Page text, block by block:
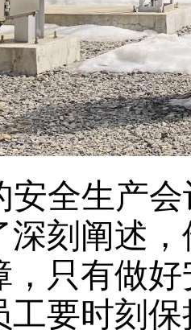
安全生产
深刻阐述
，只有做
工要时刻